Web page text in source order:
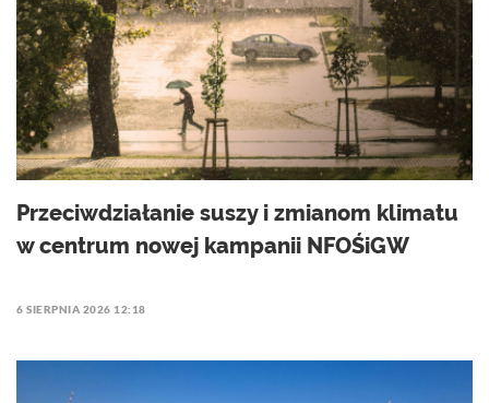
Przeciwdziałanie suszy i zmianom klimatu
w centrum nowej kampanii NFOŚiGW
6 SIERPNIA 2026 12:18